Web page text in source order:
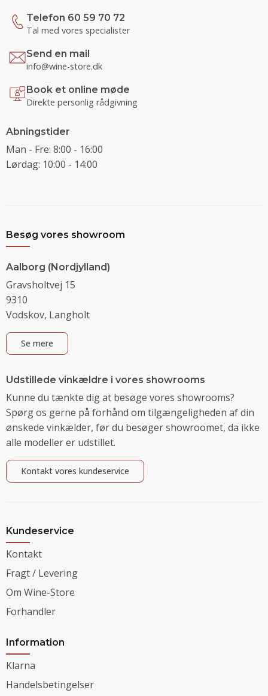
Telefon 60 59 70 72
Tal med vores specialister
Send en mail
info@wine-store.dk
Book et online møde
Direkte personlig rådgivning
Abningstider
Man - Fre: 8:00 - 16:00
Lørdag: 10:00 - 14:00
Besøg vores showroom
Aalborg (Nordjylland)
Gravsholtvej 15
9310
Vodskov, Langholt
Se mere
Udstillede vinkældre i vores showrooms
Kunne du tænkte dig at besøge vores showrooms?
Spørg os gerne på forhånd om tilgængeligheden af din
ønskede vinkælder, før du besøger showroomet, da ikke
alle modeller er udstillet.
Kontakt vores kundeservice
Kundeservice
Kontakt
Fragt / Levering
Om Wine-Store
Forhandler
Information
Klarna
Handelsbetingelser